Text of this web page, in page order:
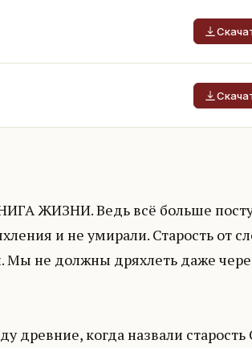
ЖИЗНИ. Ведь всё больше
и не умирали. Старость от
Мы не должны дряхлеть даже
древние, когда назвали старость